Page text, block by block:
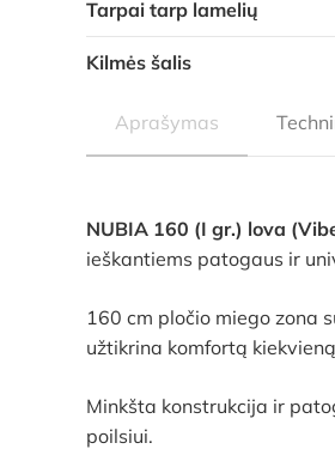
Tarpai tarp lamelių
Kilmės šalis
Aprašymas
NUBIA 160 (I gr.) lova
ieškantiems patogaus ir
160 cm pločio miego zona
užtikrina komfortą
Minkšta konstrukcija ir
poilsiui.